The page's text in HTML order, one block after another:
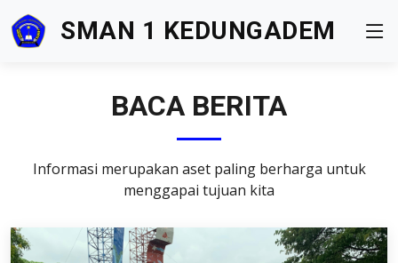
SMAN 1 KEDUNGADEM
BACA BERITA
Informasi merupakan aset paling berharga untuk
menggapai tujuan kita